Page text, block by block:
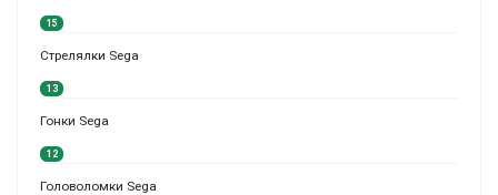
15
Стрелялки Sega
13
Гонки Sega
12
Головоломки Sega